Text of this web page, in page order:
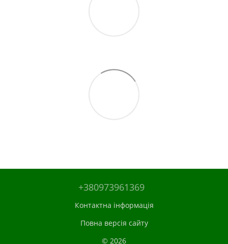
+380973961369
Контактна інформація
Повна версія сайту
© 2026